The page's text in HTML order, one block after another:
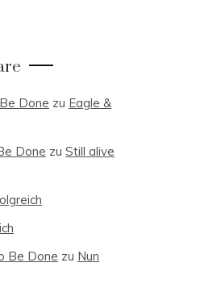
Done zu Eagle &
Done zu Still alive
Be Done zu Nun